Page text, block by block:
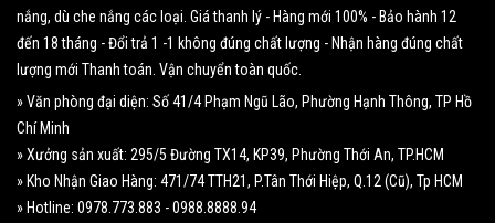
nắng, dù che nắng các loại. Giá thanh lý - Hàng mới 100% - Bảo hành 12
đến 18 tháng - Đổi trả 1 -1 không đúng chất lượng - Nhận hàng đúng chất
lượng mới Thanh toán. Vận chuyển toàn quốc.
» Văn phòng đại diện: Số 41/4 Phạm Ngũ Lão, Phường Hạnh Thông, TP Hồ
Chí Minh
» Xưởng sản xuất: 295/5 Đường TX14, KP39, Phường Thới An, TP.HCM
» Kho Nhận Giao Hàng: 471/74 TTH21, P.Tân Thới Hiệp, Q.12 (Cũ), Tp HCM
» Hotline: 0978.773.883 - 0988.8888.94